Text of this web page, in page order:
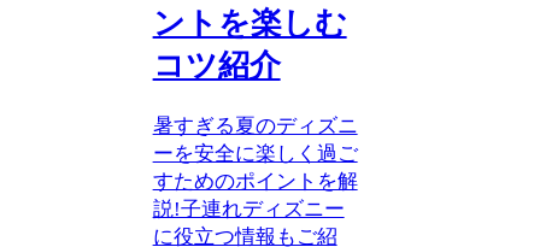
ントを楽しむ
コツ紹介
暑すぎる夏のディズニ
ーを安全に楽しく過ご
すためのポイントを解
説!子連れディズニー
に役立つ情報もご紹